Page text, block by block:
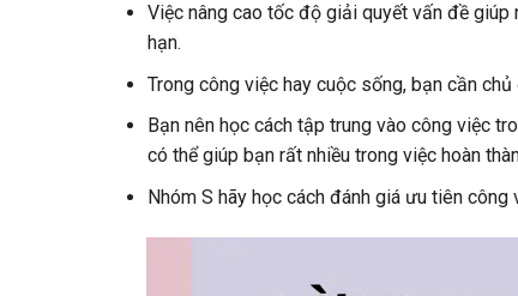
Việc nâng cao tốc độ giải quyết vấn đề giúp
hạn.
Trong công việc hay cuộc sống, bạn cần
Bạn nên học cách tập trung vào công việc
có thể giúp bạn rất nhiều trong việc hoàn
Nhóm S hãy học cách đánh giá ưu tiên